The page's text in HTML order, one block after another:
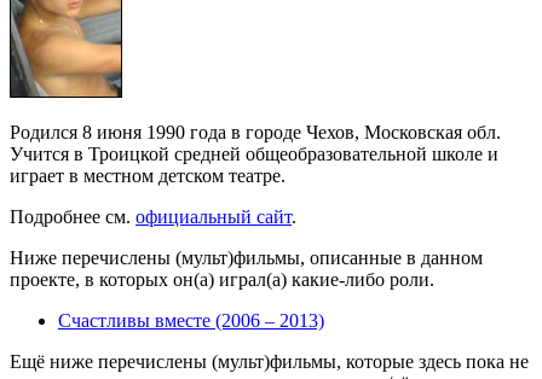
Родился 8 июня 1990 года в городе Чехов, Московская обл.
Учится в Троицкой средней общеобразовательной школе и
играет в местном детском театре.
Подробнее см. официальный сайт.
Ниже перечислены (мульт)фильмы, описанные в данном
проекте, в которых он(а) играл(а) какие-либо роли.
Счастливы вместе (2006 – 2013)
Ещё ниже перечислены (мульт)фильмы, которые здесь пока не